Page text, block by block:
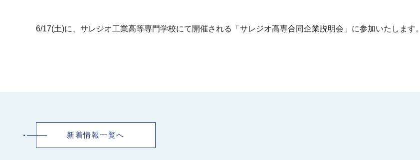
6/17(土)に、サレジオ工業高等専門学校にて開催される「サレジオ高専合同企業説明会」に参加いたします。
新着情報一覧へ